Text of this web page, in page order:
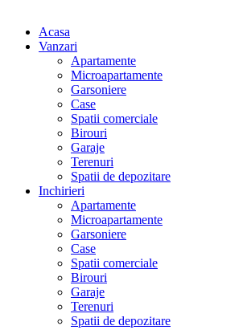
Acasa
Vanzari
Apartamente
Microapartamente
Garsoniere
Case
Spatii comerciale
Birouri
Garaje
Terenuri
Spatii de depozitare
Inchirieri
Apartamente
Microapartamente
Garsoniere
Case
Spatii comerciale
Birouri
Garaje
Terenuri
Spatii de depozitare